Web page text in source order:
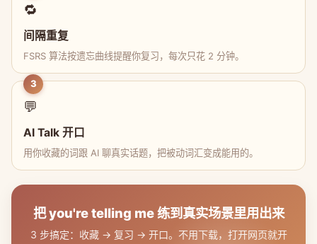
🔁
间隔重复
FSRS 算法按遗忘曲线提醒你复习，每次只花 2 分钟。
3
💬
AI Talk 开口
用你收藏的词跟 AI 聊真实话题，把被动词汇变成能用的。
把 you're telling me 练到真实场景里用出来
3 步搞定：收藏 → 复习 → 开口。不用下载，打开网页就开